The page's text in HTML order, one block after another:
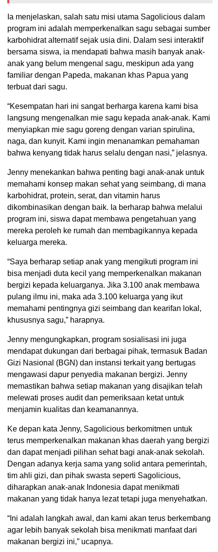
Ia menjelaskan, salah satu misi utama Sagolicious dalam
program ini adalah memperkenalkan sagu sebagai sumber
karbohidrat alternatif sejak usia dini. Dalam sesi interaktif
bersama siswa, ia mendapati bahwa masih banyak anak-
anak yang belum mengenal sagu, meskipun ada yang
familiar dengan Papeda, makanan khas Papua yang
terbuat dari sagu.
“Kesempatan hari ini sangat berharga karena kami bisa
langsung mengenalkan mie sagu kepada anak-anak. Kami
menyiapkan mie sagu goreng dengan varian spirulina,
naga, dan kunyit. Kami ingin menanamkan pemahaman
bahwa kenyang tidak harus selalu dengan nasi,” jelasnya.
Jenny menekankan bahwa penting bagi anak-anak untuk
memahami konsep makan sehat yang seimbang, di mana
karbohidrat, protein, serat, dan vitamin harus
dikombinasikan dengan baik. Ia berharap bahwa melalui
program ini, siswa dapat membawa pengetahuan yang
mereka peroleh ke rumah dan membagikannya kepada
keluarga mereka.
“Saya berharap setiap anak yang mengikuti program ini
bisa menjadi duta kecil yang memperkenalkan makanan
bergizi kepada keluarganya. Jika 3.100 anak membawa
pulang ilmu ini, maka ada 3.100 keluarga yang ikut
memahami pentingnya gizi seimbang dan kearifan lokal,
khususnya sagu,” harapnya.
Jenny mengungkapkan, program sosialisasi ini juga
mendapat dukungan dari berbagai pihak, termasuk Badan
Gizi Nasional (BGN) dan instansi terkait yang bertugas
mengawasi dapur penyedia makanan bergizi. Jenny
memastikan bahwa setiap makanan yang disajikan telah
melewati proses audit dan pemeriksaan ketat untuk
menjamin kualitas dan keamanannya.
Ke depan kata Jenny, Sagolicious berkomitmen untuk
terus memperkenalkan makanan khas daerah yang bergizi
dan dapat menjadi pilihan sehat bagi anak-anak sekolah.
Dengan adanya kerja sama yang solid antara pemerintah,
tim ahli gizi, dan pihak swasta seperti Sagolicious,
diharapkan anak-anak Indonesia dapat menikmati
makanan yang tidak hanya lezat tetapi juga menyehatkan.
“Ini adalah langkah awal, dan kami akan terus berkembang
agar lebih banyak sekolah bisa menikmati manfaat dari
makanan bergizi ini,” ucapnya.